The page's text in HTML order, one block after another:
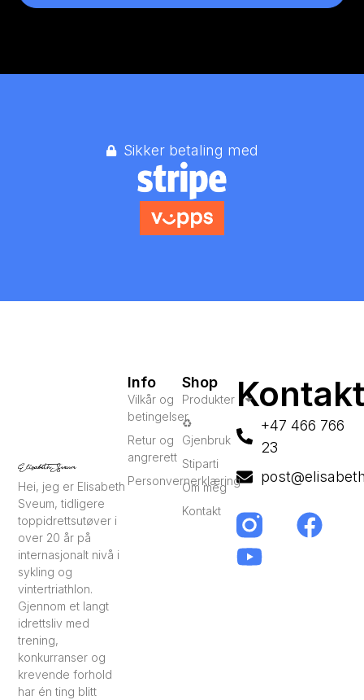
Sikker betaling med
Hei, jeg er Elisabeth
Sveum, tidligere
toppidrettsutøver i
over 20 år på
internasjonalt nivå i
sykling og
vintertriathlon.
Gjennom et langt
idrettsliv med
trening,
konkurranser og
krevende forhold
har én ting blitt
Shop
Produkter
♻️
Gjenbruk
Stiparti
Om meg
Kontakt
Info
Vilkår og
betingelser
Retur og
angrerett
Personvernerklæring
+47 466 766
23